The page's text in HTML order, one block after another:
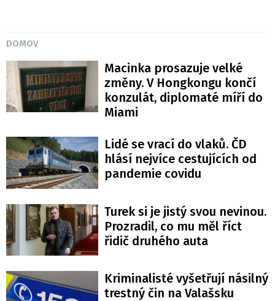
DOMOV
Macinka prosazuje velké
změny. V Hongkongu končí
konzulát, diplomaté míří do
Miami
Lidé se vrací do vlaků. ČD
hlásí nejvíce cestujících od
pandemie covidu
Turek si je jistý svou nevinou.
Prozradil, co mu měl říct
řidič druhého auta
Kriminalisté vyšetřují násilný
trestný čin na Valašsku